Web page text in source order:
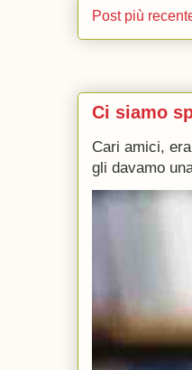
Post più
Ci siamo
Cari amici,
gli davamo